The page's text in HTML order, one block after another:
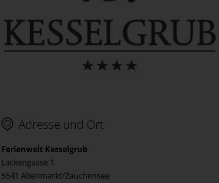
Adresse und Ort
Ferienwelt Kesselgrub
Lackengasse 1
5541 Altenmarkt/Zauchensee